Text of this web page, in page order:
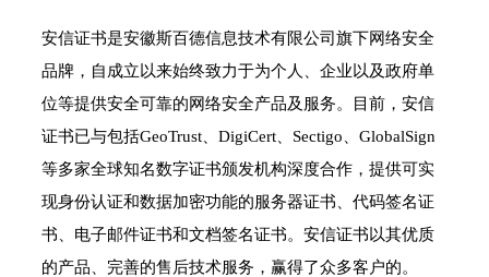
安信证书是安徽斯百德信息技术有限公司旗下网络安全
品牌，自成立以来始终致力于为个人、企业以及政府单
位等提供安全可靠的网络安全产品及服务。目前，安信
证书已与包括GeoTrust、DigiCert、Sectigo、GlobalSign
等多家全球知名数字证书颁发机构深度合作，提供可实
现身份认证和数据加密功能的服务器证书、代码签名证
书、电子邮件证书和文档签名证书。安信证书以其优质
的产品、完善的售后技术服务，赢得了众多客户的。